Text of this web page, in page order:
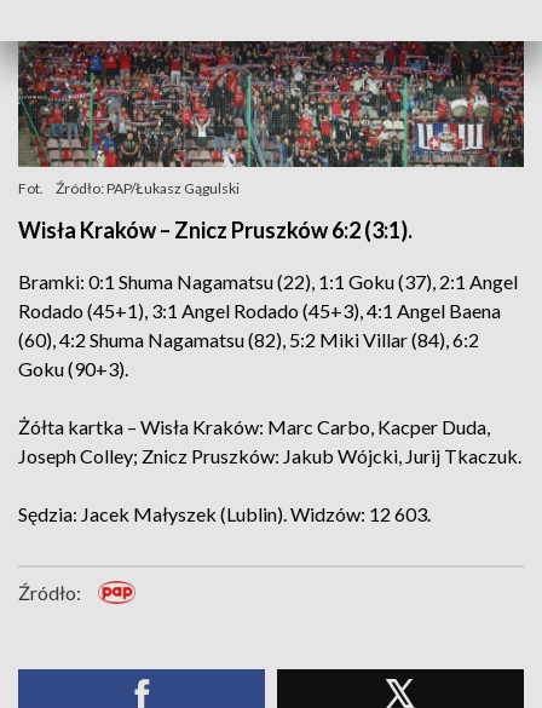
Fot. Źródło: PAP/Łukasz Gągulski
Wisła Kraków – Znicz Pruszków 6:2 (3:1).
Bramki: 0:1 Shuma Nagamatsu (22), 1:1 Goku (37), 2:1 Angel
Rodado (45+1), 3:1 Angel Rodado (45+3), 4:1 Angel Baena
(60), 4:2 Shuma Nagamatsu (82), 5:2 Miki Villar (84), 6:2
Goku (90+3).
Żółta kartka – Wisła Kraków: Marc Carbo, Kacper Duda,
Joseph Colley; Znicz Pruszków: Jakub Wójcki, Jurij Tkaczuk.
Sędzia: Jacek Małyszek (Lublin). Widzów: 12 603.
Źródło: